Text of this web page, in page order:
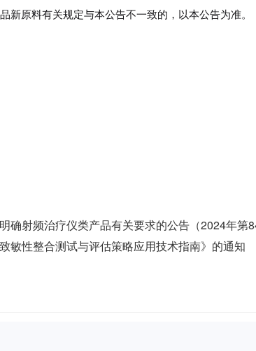
原料有关规定与本公告不一致的，以本公告为准。
确射频治疗仪类产品有关要求的公告（2024年第
敏性整合测试与评估策略应用技术指南》的通知